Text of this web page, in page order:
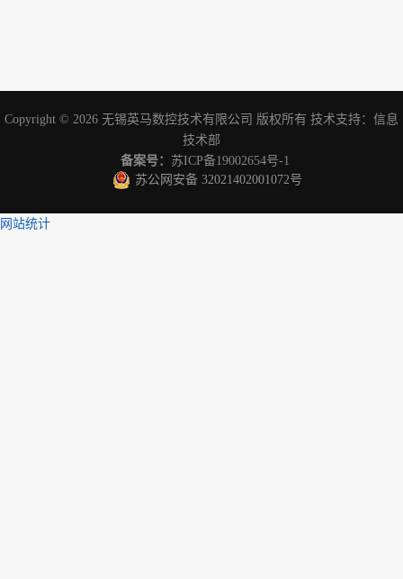
Copyright © 2026 无锡英马数控技术有限公司 版权所有 技术支持： 信息
技术部
备案号： 苏ICP备19002654号-1
苏公网安备 32021402001072号
网站统计